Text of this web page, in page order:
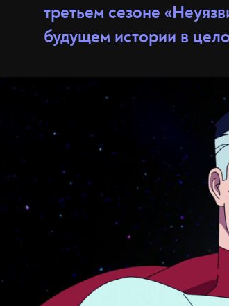
третьем сезоне
будущем истории в